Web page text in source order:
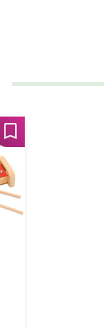
Lägg till i favoriter